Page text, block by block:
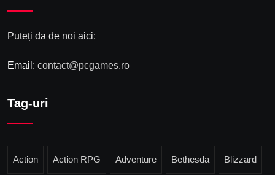
Puteți da de noi aici:
Email: contact@pcgames.ro
Tag-uri
Action Action RPG Adventure Bethesda Blizzard